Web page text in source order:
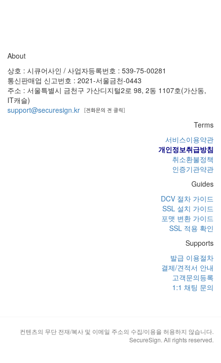
About
상호 : 시큐어사인 / 사업자등록번호 : 539-75-00281
통신판매업 신고번호 : 2021-서울금천-0443
주소 : 서울특별시 금천구 가산디지털2로 98, 2동 1107호(가산동,
IT캐슬)
support@securesign.kr
Terms
서비스이용약관
개인정보취급방침
취소환불정책
인증기관약관
Guides
DCV 절차 가이드
SSL 설치 가이드
포맷 변환 가이드
SSL 적용 확인
Supports
발급 이용절차
결제/견적서 안내
고객문의등록
1:1 채팅 문의
컨텐츠의 무단 전재/복사 및 이메일 주소의 수집/이용을 허용하지 않습니다.
SecureSign. All rights reserved.